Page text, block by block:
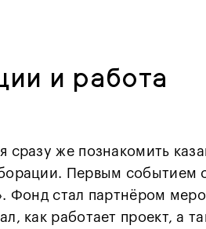
и работа
сразу же познакомить
Первым событием
Фонд стал партнёром
как работает проект, а